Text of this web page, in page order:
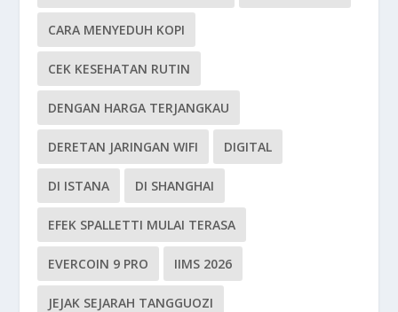
CARA MENYEDUH KOPI
CEK KESEHATAN RUTIN
DENGAN HARGA TERJANGKAU
DERETAN JARINGAN WIFI DIGITAL
DI ISTANA DI SHANGHAI
EFEK SPALLETTI MULAI TERASA
EVERCOIN 9 PRO IIMS 2026
JEJAK SEJARAH TANGGUOZI